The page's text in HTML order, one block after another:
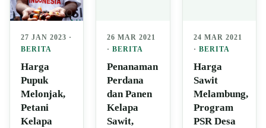
27 JAN 2023 ·
BERITA
Harga
Pupuk
Melonjak,
Petani
Kelapa
26 MAR 2021
·BERITA
Penanaman
Perdana
dan Panen
Kelapa
Sawit,
24 MAR 2021
· BERITA
Harga
Sawit
Melambung,
Program
PSR Desa